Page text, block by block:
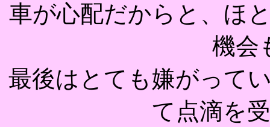
車が心配だからと、ほ
機会
最後はとても嫌がって
て点滴を